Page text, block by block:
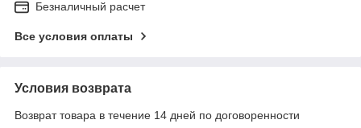
Безналичный расчет
Все условия оплаты
Условия возврата
Возврат товара в течение 14 дней по договоренности